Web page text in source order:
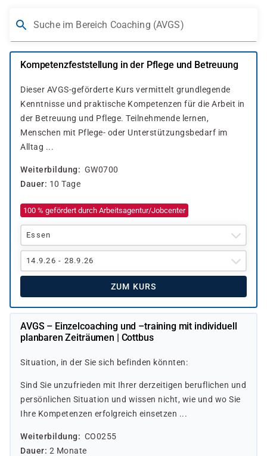
Suche im Bereich Coaching (AVGS)
Kompetenzfeststellung in der Pflege und Betreuung
Dieser AVGS-geförderte Kurs vermittelt grundlegende
Kenntnisse und praktische Kompetenzen für die Arbeit in
der Betreuung und Pflege. Teilnehmende lernen,
Menschen mit Pflege- oder Unterstützungsbedarf im
Alltag ...
Weiterbildung
GW0700
Dauer
10 Tage
100 % gefördert durch Arbeitsagentur/Jobcenter
Essen
14.9.26 - 28.9.26
ZUM KURS
AVGS – Einzelcoaching und –training mit individuell
planbaren Zeiträumen | Cottbus
Situation, in der Sie sich befinden könnten:
Sind Sie unzufrieden mit Ihrer derzeitigen beruflichen und
persönlichen Situation und wissen nicht, wie und wo Sie
Ihre Kompetenzen erfolgreich einsetzen ...
Weiterbildung
CO0255
Dauer 2 Monate